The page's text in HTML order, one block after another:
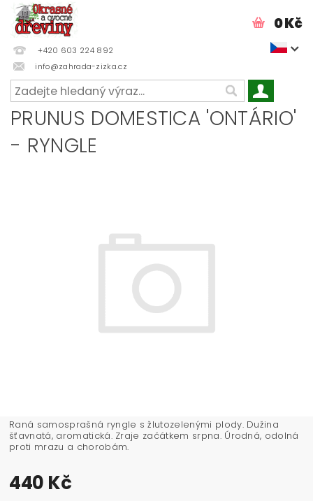
+420 603 224 892
info@zahrada-zizka.cz
0 Kč
PRUNUS DOMESTICA 'ONTÁRIO'
- RYNGLE
Raná samosprašná ryngle s žlutozelenými plody. Dužina
šťavnatá, aromatická. Zraje začátkem srpna. Úrodná, odolná
proti mrazu a chorobám.
440 Kč